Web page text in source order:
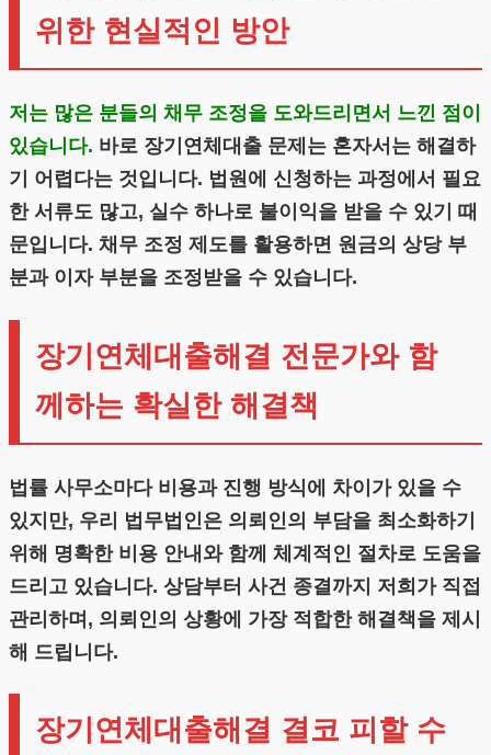
위한 현실적인 방안
저는 많은 분들의 채무 조정을 도와드리면서 느낀 점이
있습니다. 바로 장기연체대출 문제는 혼자서는 해결하
기 어렵다는 것입니다. 법원에 신청하는 과정에서 필요
한 서류도 많고, 실수 하나로 불이익을 받을 수 있기 때
문입니다. 채무 조정 제도를 활용하면 원금의 상당 부
분과 이자 부분을 조정받을 수 있습니다.
장기연체대출해결 전문가와 함
께하는 확실한 해결책
법률 사무소마다 비용과 진행 방식에 차이가 있을 수
있지만, 우리 법무법인은 의뢰인의 부담을 최소화하기
위해 명확한 비용 안내와 함께 체계적인 절차로 도움을
드리고 있습니다. 상담부터 사건 종결까지 저희가 직접
관리하며, 의뢰인의 상황에 가장 적합한 해결책을 제시
해 드립니다.
장기연체대출해결 결코 피할 수